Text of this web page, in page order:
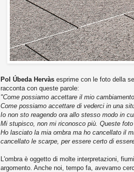
Pol Úbeda Hervàs esprime con le foto della
racconta con queste parole:
"Come possiamo accettare il mio
Come possiamo accettare di vederci in una
Io non sto reagendo ora allo stesso modo in
Mi stupisco, non mi riconosco più. Queste
Ho lasciato la mia ombra ma ho cancellato il
cancellato le scarpe, per essere certo di
L'ombra è oggetto di molte interpretazioni,
argomento. Anche noi, tempo fa, avevamo